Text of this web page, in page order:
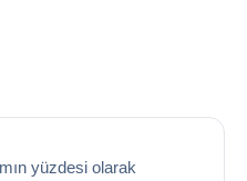
yüzdesi olarak